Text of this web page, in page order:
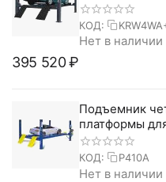
КОД:
Нет в наличии
395 520₽
Подъемник
платформы
КОД: P410A
Нет в наличии